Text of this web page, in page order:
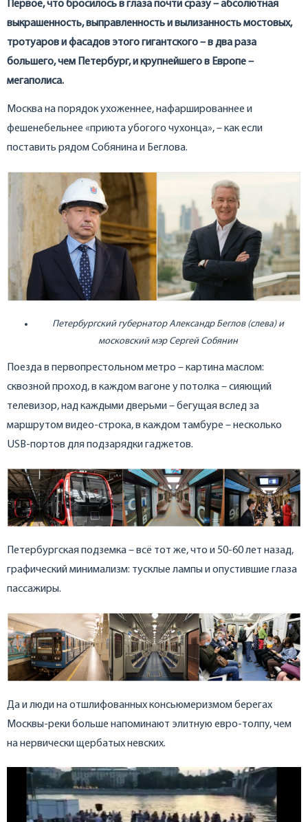
Первое, что бросилось в глаза почти сразу – абсолютная
выкрашенность, выправленность и вылизанность мостовых,
тротуаров и фасадов этого гигантского – в два раза
большего, чем Петербург, и крупнейшего в Европе –
мегаполиса.
Москва на порядок ухоженнее, нафаршированнее и
фешенебельнее «приюта убогого чухонца», – как если
поставить рядом Собянина и Беглова.
Петербургский губернатор Александр Беглов (слева) и
московский мэр Сергей Собянин
Поезда в первопрестольном метро – картина маслом:
сквозной проход, в каждом вагоне у потолка – сияющий
телевизор, над каждыми дверьми – бегущая вслед за
маршрутом видео-строка, в каждом тамбуре – несколько
USB-портов для подзарядки гаджетов.
Петербургская подземка – всё тот же, что и 50-60 лет назад,
графический минимализм: тусклые лампы и опустившие глаза
пассажиры.
Да и люди на отшлифованных консьюмеризмом берегах
Москвы-реки больше напоминают элитную евро-толпу, чем
на нервически щербатых невских.